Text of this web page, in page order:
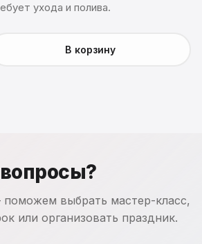
ухода и полива.
В корзину
выбрать мастер-класс,
или организовать праздник.